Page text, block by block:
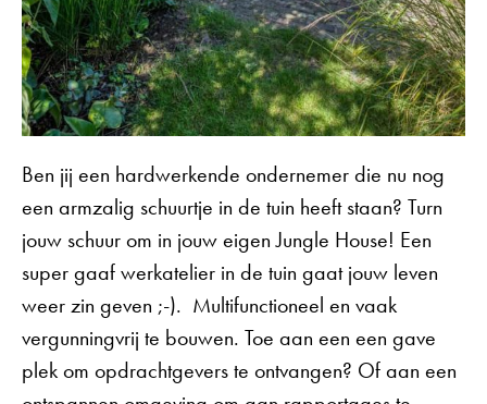
Ben jij een hardwerkende ondernemer die nu nog
een armzalig schuurtje in de tuin heeft staan? Turn
jouw schuur om in jouw eigen Jungle House! Een
super gaaf werkatelier in de tuin gaat jouw leven
weer zin geven ;-). Multifunctioneel en vaak
vergunningvrij te bouwen. Toe aan een een gave
plek om opdrachtgevers te ontvangen? Of aan een